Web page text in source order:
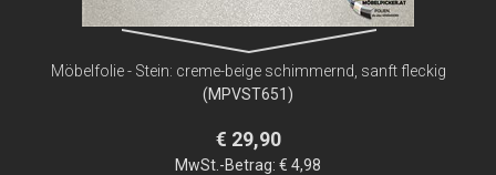
Möbelfolie - Stein: creme-beige schimmernd, sanft fleckig
(MPVST651)
€ 29,90
MwSt.-Betrag: € 4,98